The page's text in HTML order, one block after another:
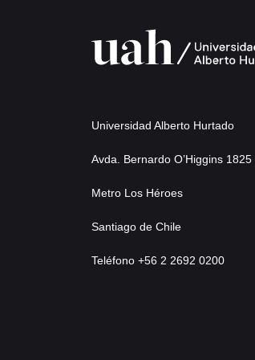
Universidad Alberto Hurtado
Avda. Bernardo O’Higgins 1825
Metro Los Héroes
Santiago de Chile
Teléfono +56 2 2692 0200